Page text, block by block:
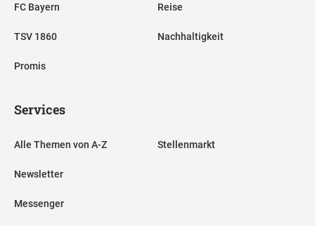
FC Bayern
TSV 1860
Promis
Reise
Nachhaltigkeit
Services
Alle Themen von A-Z
Newsletter
Messenger
Stellenmarkt